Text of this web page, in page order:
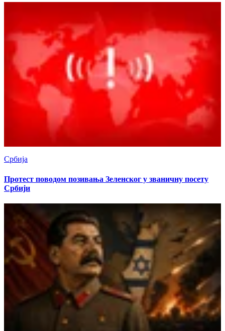
Србија
Протест поводом позивања Зеленског у званичну посету
Србији